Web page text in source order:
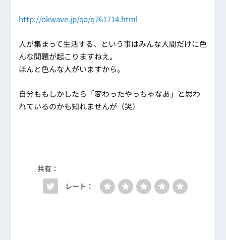
http://okwave.jp/qa/q761714.html
人が集まって生活する、という事はみんな人間だけに色
んな問題が起こりますねえ。
ほんと色んな人がいますから。
自分ももしかしたら「変わったやっちゃなあ」と思わ
れているのかも知れませんが（笑）
共有：
レート：